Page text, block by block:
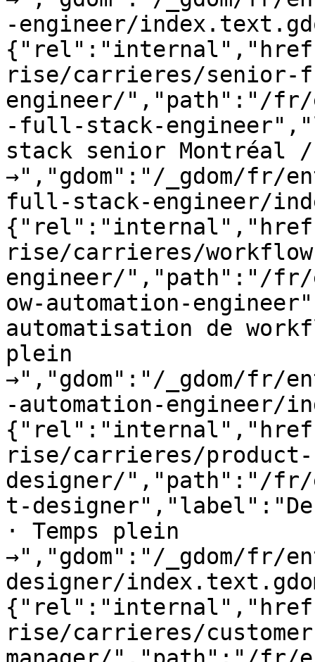
-engineer/
rise/carrieres/senior-
engineer/","path":"/fr/
-full-stack-
stack senior Montréal
→","gdom":"/_gdom/fr/
full-stack-engineer/
rise/carrieres/
engineer/","path":"/
ow-automation-
automatisation de
plein
→","gdom":"/_gdom/fr/
-automation-engineer/
rise/carrieres/product-
designer/","path":"/fr/
t-
· Temps plein
→","gdom":"/_gdom/fr/
designer/
rise/carrieres/